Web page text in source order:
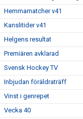
Hemmamatcher v41
Kanslitider v41
Helgens resultat
Premiären avklarad
Svensk Hockey TV
Inbjudan föräldraträff
Vinst i genrepet
Vecka 40